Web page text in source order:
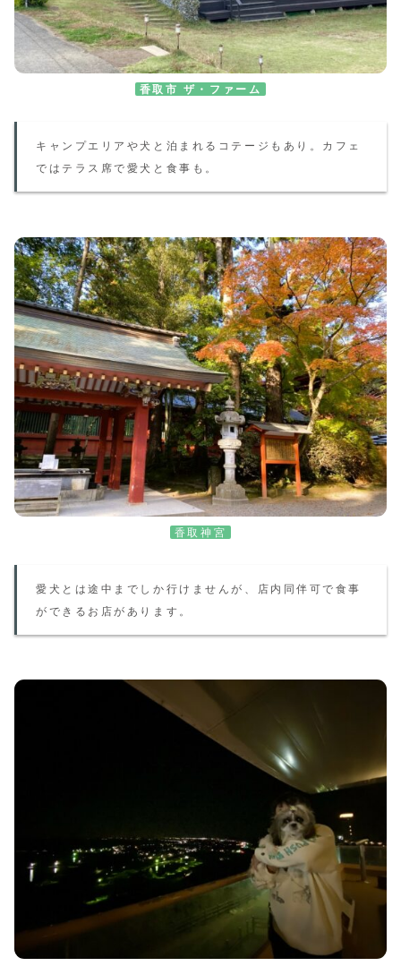
香取市 ザ・ファーム
キャンプエリアや犬と泊まれるコテージもあり。カフェ
ではテラス席で愛犬と食事も。
香取神宮
愛 犬とは途中までしか行けませんが、店内同伴可で食事
ができるお店があります。